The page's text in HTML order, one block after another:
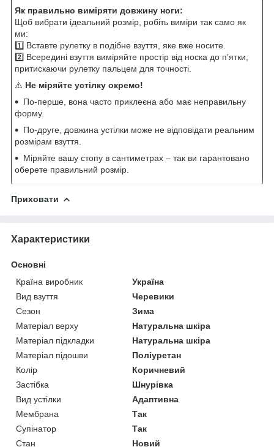
Як правильно виміряти довжину ноги:
Щоб вибрати ідеальний розмір, робіть виміри так само як
ми:
1️⃣ Вставте рулетку в подібне взуття, яке вже носите.
2️⃣ Всередині взуття виміряйте простір від носка до п’ятки,
притискаючи рулетку пальцем для точності.
⚠️ Не міряйте устілку окремо!
По-перше, вона часто приклеєна або має неправильну
форму.
По-друге, довжина устілки може не відповідати реальним
розмірам взуття.
Міряйте вашу стопу в сантиметрах – так ви гарантовано
оберете правильний розмір.
Приховати
Характеристики
Основні
Країна виробник
Україна
Вид взуття
Черевики
Сезон
Зима
Матеріал верху
Натуральна шкіра
Матеріал підкладки
Натуральна шкіра
Матеріал підошви
Поліуретан
Колір
Коричневий
Застібка
Шнурівка
Вид устілки
Адаптивна
Мембрана
Так
Супінатор
Так
Стан
Новий